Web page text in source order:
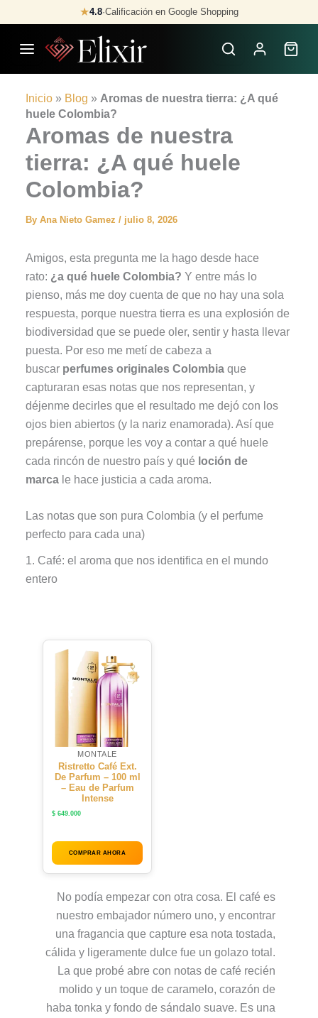
to
content
★4.8·Calificación en Google Shopping
Inicio » Blog » Aromas de nuestra tierra: ¿A qué
huele Colombia?
Aromas de nuestra
tierra: ¿A qué huele
Colombia?
By Ana Nieto Gamez / julio 8, 2026
Amigos, esta pregunta me la hago desde hace
rato: ¿a qué huele Colombia? Y entre más lo
pienso, más me doy cuenta de que no hay una sola
respuesta, porque nuestra tierra es una explosión de
biodiversidad que se puede oler, sentir y hasta llevar
puesta. Por eso me metí de cabeza a
buscar perfumes originales Colombia que
capturaran esas notas que nos representan, y
déjenme decirles que el resultado me dejó con los
ojos bien abiertos (y la nariz enamorada). Así que
prepárense, porque les voy a contar a qué huele
cada rincón de nuestro país y qué loción de
marca le hace justicia a cada aroma.
Las notas que son pura Colombia (y el perfume
perfecto para cada una)
1. Café: el aroma que nos identifica en el mundo
entero
MONTALE
Ristretto Café Ext.
De Parfum – 100 ml
– Eau de Parfum
Intense
$ 649.000
COMPRAR AHORA
No podía empezar con otra cosa. El café es
nuestro embajador número uno, y encontrar
una fragancia que capture esa nota tostada,
cálida y ligeramente dulce fue un golazo total.
La que probé abre con notas de café recién
molido y un toque de caramelo, corazón de
haba tonka y fondo de sándalo suave. Es una